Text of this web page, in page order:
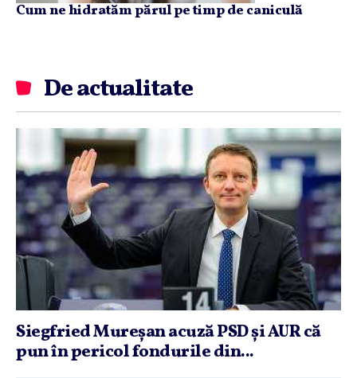
Cum ne hidratăm părul pe timp de caniculă
De actualitate
Siegfried Mureşan acuză PSD şi AUR că
pun în pericol fondurile din...